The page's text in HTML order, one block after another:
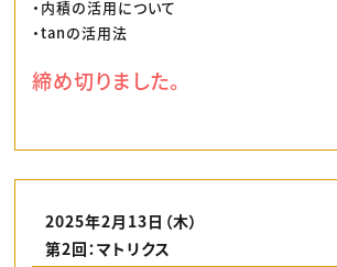
・内積の活用について
・tanの活用法
締め切りました。
2025年2月13日（木）
第2回：マトリクス